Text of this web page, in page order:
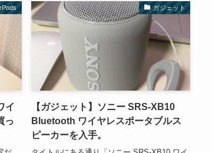
イ
っ
ガジェット
【ガジェット】ソニー SRS-XB10
Bluetooth ワイヤレスポータブルス
ピーカーを入手。